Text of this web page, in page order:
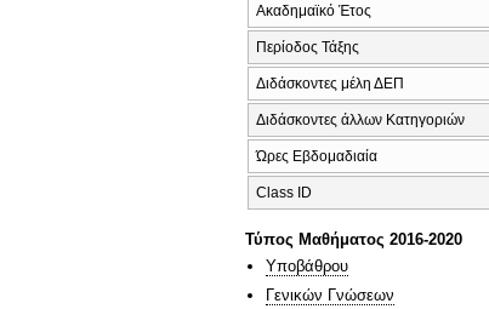
Ακαδημαϊκό Έτος
Περίοδος Τάξης
Διδάσκοντες μέλη ΔΕΠ
Διδάσκοντες άλλων Κατηγοριών
Ώρες Εβδομαδιαία
Class ID
Τύπος Μαθήματος 2016-2020
Υποβάθρου
Γενικών Γνώσεων